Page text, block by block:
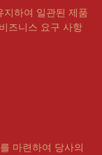
하여 일관된 제품
즈니스 요구 사항
마련하여 당사의